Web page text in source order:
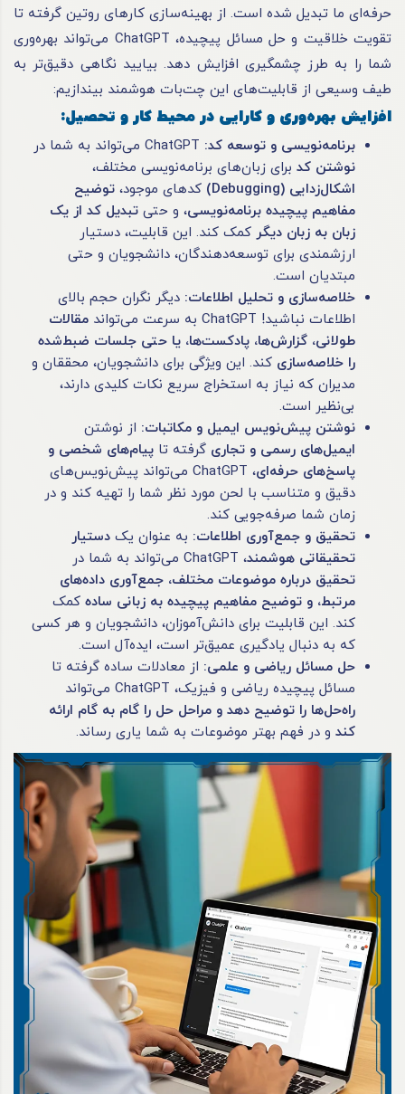
حرفه‌ای ما تبدیل شده است. از بهینه‌سازی کارهای روتین گرفته تا
تقویت خلاقیت و حل مسائل پیچیده، ChatGPT می‌تواند بهره‌وری
شما را به طرز چشمگیری افزایش دهد. بیایید نگاهی دقیق‌تر به
طیف وسیعی از قابلیت‌های این چت‌بات هوشمند بیندازیم:
افزایش بهره‌وری و کارایی در محیط کار و تحصیل:
برنامه‌نویسی و توسعه کد:
نوشتن کد برای زبان‌های برنامه‌نویسی مختلف،
اشکال‌زدایی (Debugging) کدهای موجود، توضیح
مفاهیم پیچیده برنامه‌نویسی، و حتی تبدیل کد از یک
زبان به زبان دیگر کمک کند. این قابلیت، دستیار
ارزشمندی برای توسعه‌دهندگان، دانشجویان و حتی
مبتدیان است.
خلاصه‌سازی و تحلیل اطلاعات: دیگر نگران حجم بالای
اطلاعات نباشید! ChatGPT به سرعت می‌تواند
مقالات
طولانی، گزارش‌ها، پادکست‌ها، یا حتی جلسات ضبط‌شده
را خلاصه‌سازی کند. این ویژگی برای دانشجویان، محققان و
مدیران که نیاز به استخراج سریع نکات کلیدی دارند،
بی‌نظیر است.
نوشتن پیش‌نویس ایمیل و مکاتبات: از نوشتن
ایمیل‌های رسمی و تجاری گرفته تا پیام‌های شخصی و
پاسخ‌های حرفه‌ای
، ChatGPT می‌تواند پیش‌نویس‌های
دقیق و متناسب با لحن مورد نظر شما را تهیه کند و در
زمان شما صرفه‌جویی کند.
تحقیق و جمع‌آوری اطلاعات: به عنوان یک دستیار
تحقیقاتی هوشمند، ChatGPT می‌تواند به شما در
تحقیق درباره موضوعات مختلف، جمع‌آوری داده‌های
مرتبط، و توضیح مفاهیم پیچیده به زبانی ساده کمک
کند. این قابلیت برای دانش‌آموزان، دانشجویان و هر کسی
که به دنبال یادگیری عمیق‌تر است، ایده‌آل است.
حل مسائل ریاضی و علمی: از معادلات ساده گرفته تا
مسائل پیچیده ریاضی و فیزیک، ChatGPT می‌تواند
راه‌حل‌ها را توضیح دهد و مراحل حل را گام به گام ارائه
کند و در فهم بهتر موضوعات به شما یاری رساند.